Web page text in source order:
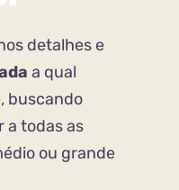
detalhes e
a qual
buscando
a todas as
ou grande